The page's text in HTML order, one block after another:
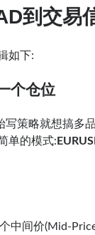
到交易
如下:
个仓位
写策略就想搞多
单的模式:
中间价(Mid-